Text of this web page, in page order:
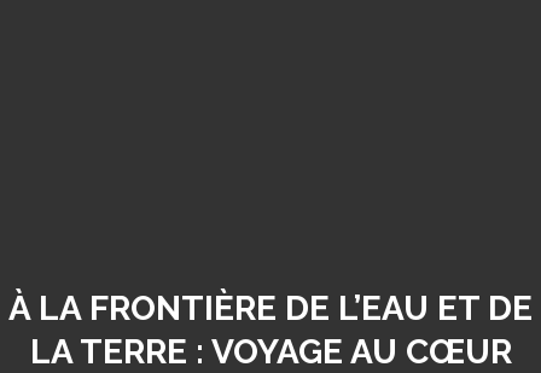
À LA FRONTIÈRE DE L’EAU ET DE
LA TERRE : VOYAGE AU CŒUR